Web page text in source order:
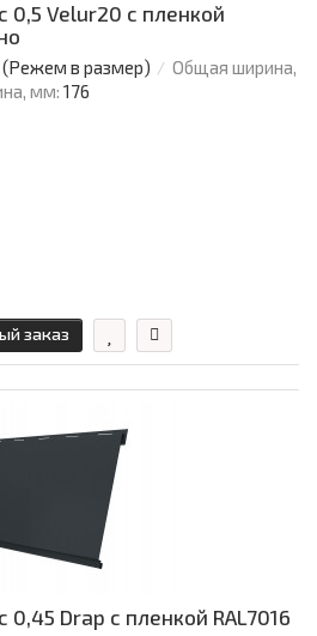
0,5 Velur20 с пленкой
в размер)
Общая ширина,
мм: 176
заказ
0,45 Drap с пленкой RAL7016